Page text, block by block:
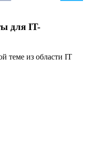
для IT-
теме из области IT